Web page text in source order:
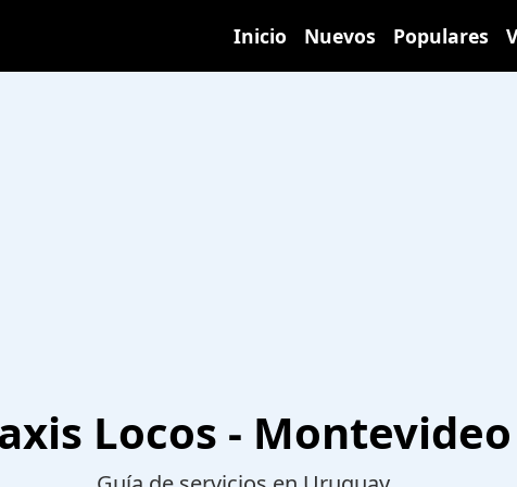
Inicio Nuevos Populares
Locos - Montevideo